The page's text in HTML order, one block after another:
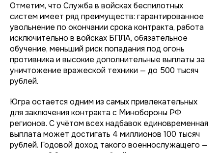
Отметим, что Служба в войсках беспилотных
систем имеет ряд преимуществ: гарантированное
увольнение по окончании срока контракта, работа
исключительно в войсках БПЛА, обязательное
обучение, меньший риск попадания под огонь
противника и высокие дополнительные выплаты за
уничтожение вражеской техники — до 500 тысяч
рублей.
Югра остается одним из самых привлекательных
для заключения контракта с Минобороны РФ
регионов. С учётом всех надбавок единовременная
выплата может достигать 4 миллионов 100 тысяч
рублей. Годовой доход такого военнослужащего —